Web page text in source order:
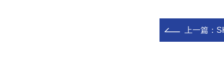
上一篇：